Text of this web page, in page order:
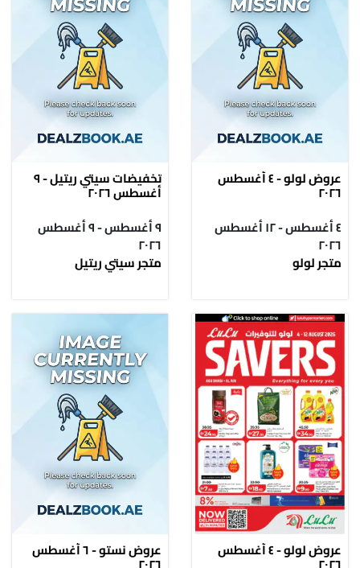
عروض لولو - ٤ أغسطس
٢٠٢٦
٤ أغسطس - ١٢ أغسطس
٢٠٢٦
متجر لولو
تخفيضات سيتي ريتيل - ٩
أغسطس ٢٠٢٦
٩ أغسطس - ٩ أغسطس
٢٠٢٦
متجر سيتي ريتيل
عروض لولو - ٤ أغسطس عروض نستو - ٦ أغسطس